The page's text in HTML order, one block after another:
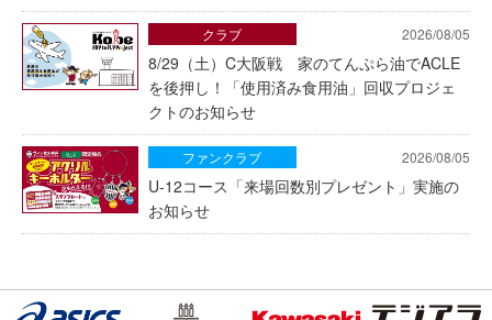
2026/08/05
8/29（土）C大阪戦 家のてんぷら油でACLE
を後押し！「使用済み食用油」回収プロジェ
クトのお知らせ
クラブ
2026/08/05
U-12コース「来場回数別プレゼント」実施の
お知らせ
ファンクラブ